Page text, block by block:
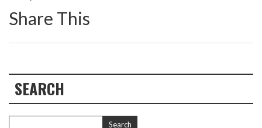
Share This
SEARCH